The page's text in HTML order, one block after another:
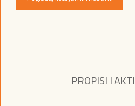
PROPISI I AKTI